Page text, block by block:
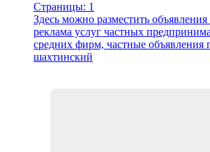
Страницы: 1
Здесь можно разместить объявления
реклама услуг частных
средних фирм, частные объявления
шахтинский